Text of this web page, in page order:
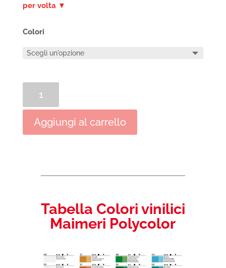
per volta ▼
Colori
vinilici
Maimeri
Polycolor
Aggiungi al carrello
Tabella Colori vinilici
Maimeri Polycolor